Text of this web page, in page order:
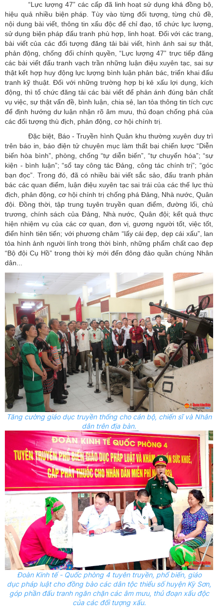
“Lực lượng 47” các cấp đã linh hoạt sử dụng khá đồng bộ,
hiệu quả nhiều biện pháp. Tùy vào từng đối tượng, từng chủ đề,
nội dung bài viết, thông tin xấu độc để chỉ đạo, tổ chức lực lượng,
sử dụng biện pháp đấu tranh phù hợp, linh hoạt. Đối với các trang,
bài viết của các đối tượng đăng tải bài viết, hình ảnh sai sự thật,
phản động, chống đối chính quyền, “Lực lượng 47” trực tiếp đăng
các bài viết đấu tranh vạch trần những luận điệu xuyên tạc, sai sự
thật kết hợp huy động lực lượng bình luận phản bác, triển khai đấu
tranh kỹ thuật. Đối với những trường hợp bị kẻ xấu lợi dụng, kích
động, thì tổ chức đăng tải các bài viết để phản ánh đúng bản chất
vụ việc, sự thật vấn đề, bình luận, chia sẻ, lan tỏa thông tin tích cực
để định hướng dư luận nhận rõ âm mưu, thủ đoạn chống phá của
các đối tượng thù địch, phản động, cơ hội chính trị.
Đặc biệt, Báo - Truyền hình Quân khu thường xuyên duy trì
trên báo in, báo điện tử chuyên mục làm thất bại chiến lược “Diễn
biến hòa bình”, phòng, chống “tự diễn biến”, “tự chuyển hóa”; “sự
kiện - bình luận”; “sổ tay công tác Đảng, công tác chính trị”; “góc
bạn đọc”. Trong đó, đã có nhiều bài viết sắc sảo, đấu tranh phản
bác các quan điểm, luận điệu xuyên tạc sai trái của các thế lực thù
địch, phản động, cơ hội chính trị chống phá Đảng, Nhà nước, Quân
đội. Đồng thời, tập trung tuyên truyền quan điểm, đường lối, chủ
trương, chính sách của Đảng, Nhà nước, Quân đội; kết quả thực
hiện nhiệm vụ của các cơ quan, đơn vị, gương người tốt, việc tốt,
điển hình tiên tiến; với phương châm “lấy cái đẹp, dẹp cái xấu”, lan
tỏa hình ảnh người lính trong thời bình, những phẩm chất cao đẹp
“Bộ đội Cụ Hồ” trong thời kỳ mới đến đông đảo quần chúng Nhân
dân...
Tăng cường giáo dục truyền thống cho cán bộ, chiến sĩ và Nhân
dân trên địa bàn.
Đoàn Kinh tế - Quốc phòng 4 tuyên truyền, phổ biến, giáo
dục pháp luật cho đồng bào các dân tộc thiểu số huyện Kỳ Sơn,
góp phần đấu tranh ngăn chặn ​​​​các âm mưu, thủ đoạn xấu độc
của các đối tượng xấu.